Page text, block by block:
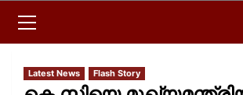
Latest News Flash Story